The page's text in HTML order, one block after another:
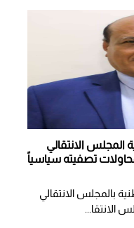
المجلس الانتقالي
تصفيته سياسياً
بالمجلس الانتقالي
الانتقا...